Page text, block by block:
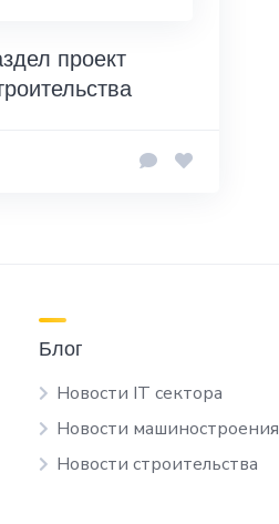
проект
Блог
Новости IT сектора
Новости машиностроения
Новости строительства